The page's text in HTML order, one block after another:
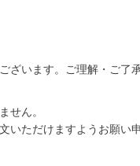
います。ご理解・ご了
せん。
いただけますようお願い